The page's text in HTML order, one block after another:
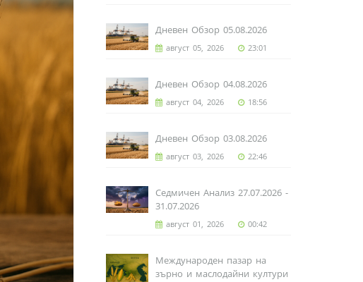
Дневен Обзор 05.08.2026
август 05, 2026 23:01
Дневен Обзор 04.08.2026
август 04, 2026 18:56
Дневен Обзор 03.08.2026
август 03, 2026 22:46
Седмичен Анализ 27.07.2026 -
31.07.2026
август 01, 2026 00:42
Международен пазар на
зърно и маслодайни култури